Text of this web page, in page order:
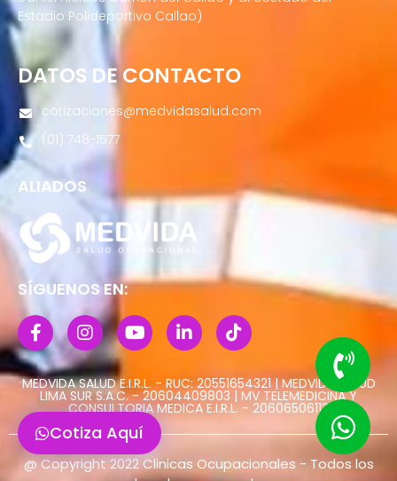
Estadio Polideportivo Callao)
DATOS DE CONTACTO
cotizaciones@medvidasalud.com
(01) 748-1577
ALIADOS
SÍGUENOS EN:
MEDVIDA SALUD E.I.R.L. - RUC: 20551654321 | MEDVIDA SALUD
LIMA SUR S.A.C. - 20604409803 | MV TELEMEDICINA Y
CONSULTORIA MEDICA E.I.R.L. - 20606506113
@ Copyright 2022 Clinicas Ocupacionales - Todos los
Cotiza Aquí